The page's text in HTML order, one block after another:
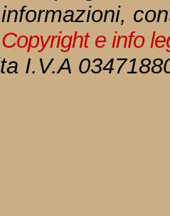
Copyright e info
I.V.A